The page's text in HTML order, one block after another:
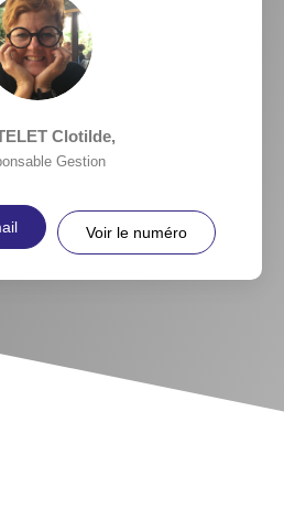
Clotilde,
Gestion
Voir le numéro